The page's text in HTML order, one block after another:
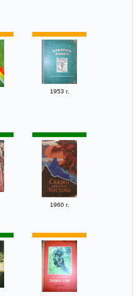
1953 г.
1960 г.